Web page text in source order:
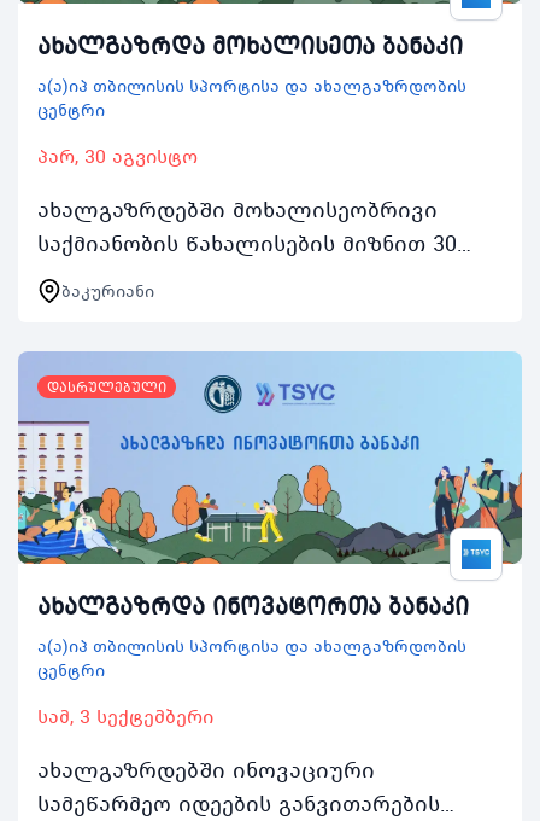
ახალგაზრდა მოხალისეთა ბანაკი
ა(ა)იპ თბილისის სპორტისა და ახალგაზრდობის
ცენტრი
პარ, 30 აგვისტო
ახალგაზრდებში მოხალისეობრივი
საქმიანობის წახალისების მიზნით 30
აგვისტოდან 3 სექტემბრის შუალედში
ჩატარდება ახალგაზრდა მოხალისეთა
ბანაკი რომელიც აქტიურ…
ბაკურიანი
დასრულებული
ახალგაზრდა ინოვატორთა ბანაკი
ა(ა)იპ თბილისის სპორტისა და ახალგაზრდობის
ცენტრი
სამ, 3 სექტემბერი
ახალგაზრდებში ინოვაციური
სამეწარმეო იდეების განვითარების